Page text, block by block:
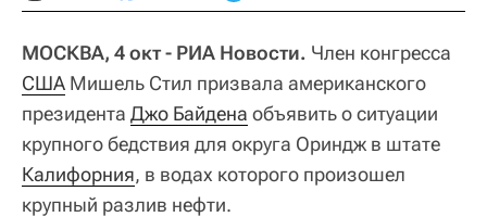
МОСКВА, 4 окт - РИА Новости. Член конгресса
США Мишель Стил призвала американского
президента Джо Байдена объявить о ситуации
крупного бедствия для округа Ориндж в штате
Калифорния, в водах которого произошел
крупный разлив нефти.